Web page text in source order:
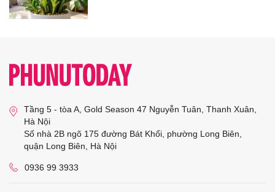
Tầng 5 - tòa A, Gold Season 47 Nguyễn Tuân, Thanh Xuân,
Hà Nội
Số nhà 2B ngõ 175 đường Bát Khối, phường Long Biên,
quận Long Biên, Hà Nội
0936 99 3933